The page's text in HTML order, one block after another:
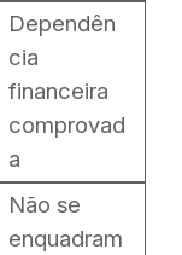
Dependên
cia
financeira
comprovad
a
Não se
enquadram